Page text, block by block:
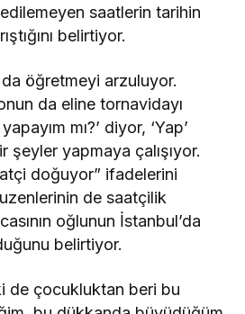
saatlerin tarihin
belirtiyor.
öğretmeyi arzuluyor.
da eline tornavidayı
mı?’ diyor, ‘Yap’
şeyler yapmaya çalışıyor.
doğuyor” ifadelerini
de saatçilik
oğlunun İstanbul’da
belirtiyor.
de çocukluktan beri bu